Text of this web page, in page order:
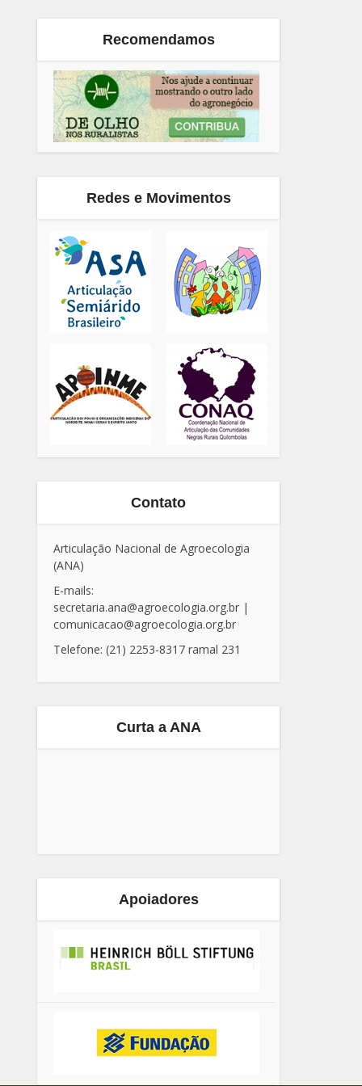
Recomendamos
Redes e Movimentos
Contato
Articulação Nacional de Agroecologia
(ANA)
E-mails:
secretaria.ana@agroecologia.org.br |
comunicacao@agroecologia.org.br
Telefone: (21) 2253-8317 ramal 231
Curta a ANA
Apoiadores